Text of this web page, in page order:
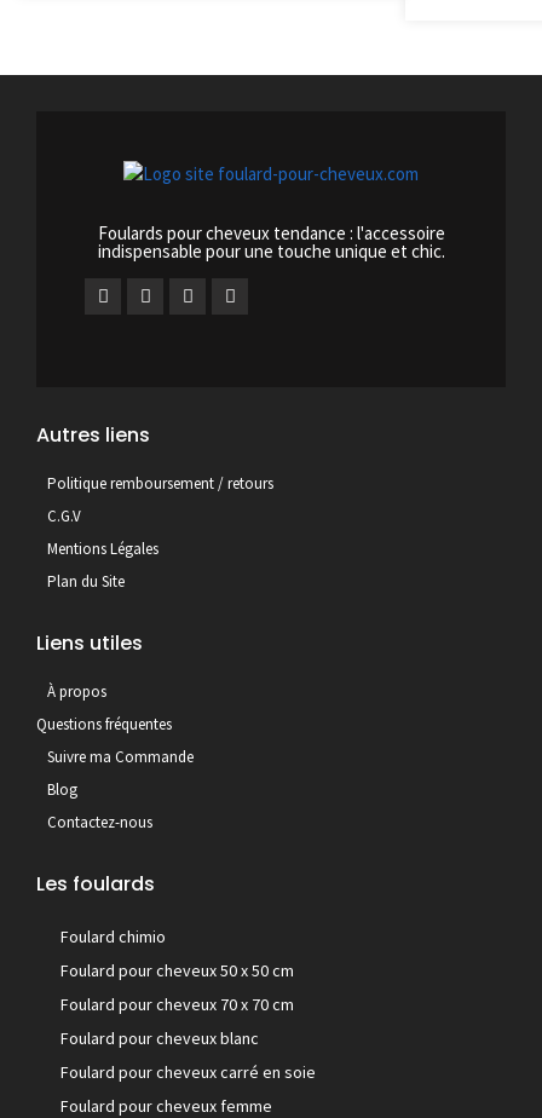
Foulards pour cheveux tendance : l'accessoire
indispensable pour une touche unique et chic.
Autres liens
Politique remboursement / retours
C.G.V
Mentions Légales
Plan du Site
Liens utiles
À propos
Questions fréquentes
Suivre ma Commande
Blog
Contactez-nous
Les foulards
Foulard chimio
Foulard pour cheveux 50 x 50 cm
Foulard pour cheveux 70 x 70 cm
Foulard pour cheveux blanc
Foulard pour cheveux carré en soie
Foulard pour cheveux femme